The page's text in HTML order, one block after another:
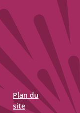
Plan du
site